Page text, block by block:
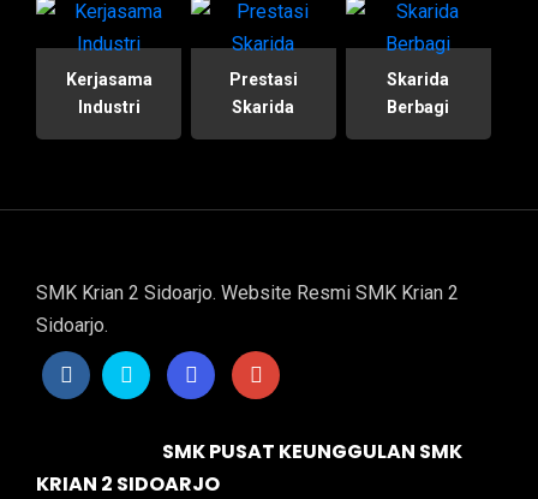
Kerjasama
Industri
Prestasi
Skarida
Skarida
Berbagi
SMK Krian 2 Sidoarjo. Website Resmi SMK Krian 2
Sidoarjo.
SMK PUSAT KEUNGGULAN SMK
KRIAN 2 SIDOARJO